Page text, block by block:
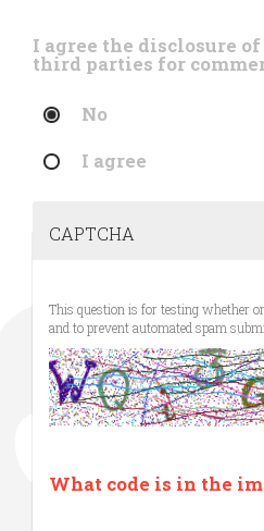
I agree the disclosure
third parties for
No
I agree
CAPTCHA
This question is for testing whether
and to prevent automated spam
What code is in the